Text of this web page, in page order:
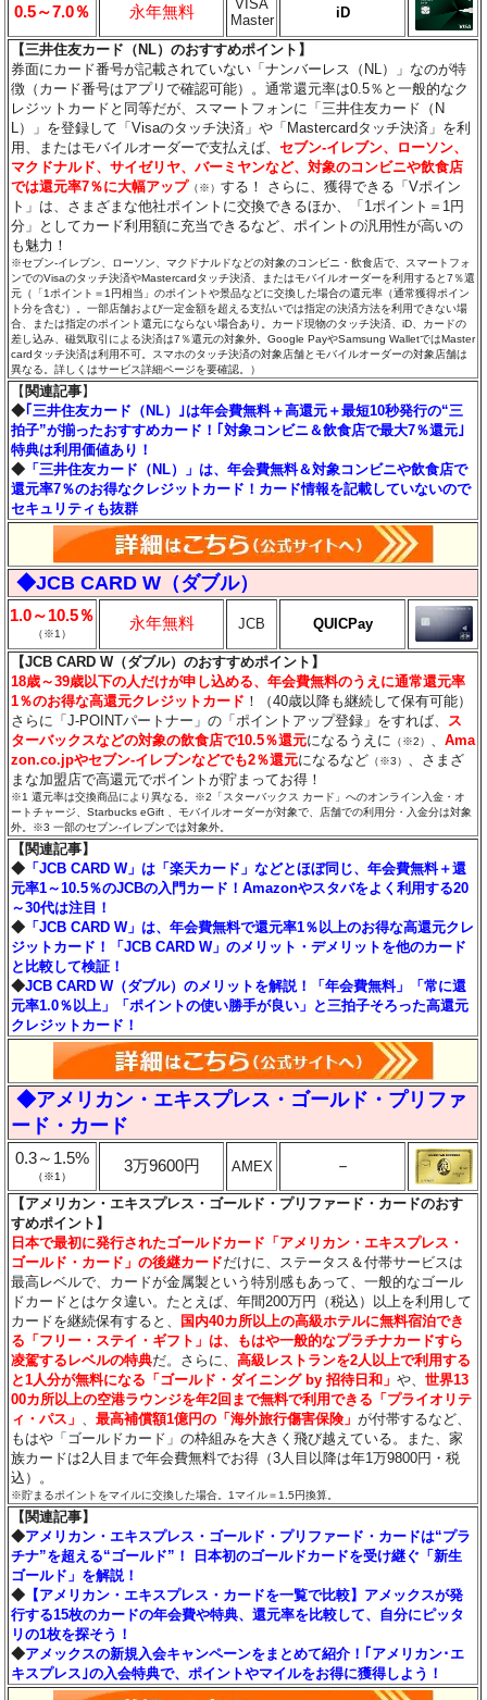
0.5～7.0％ 永年無料
VISA
Master
iD
【三井住友カード（NL）のおすすめポイント】
券面にカード番号が記載されていない「ナンバーレス（NL）」なのが特
徴（カード番号はアプリで確認可能）。通常還元率は0.5％と一般的なク
レジットカードと同等だが、スマートフォンに「三井住友カード（N
L）」を登録して「Visaのタッチ決済」や「Mastercardタッチ決済」を利
用、またはモバイルオーダーで支払えば、セブン‐イレブン、ローソン、
マクドナルド、サイゼリヤ、バーミヤンなど、対象のコンビニや飲食店
では還元率7％に大幅アップ （※）する！ さらに、獲得できる「Vポイン
ト」は、さまざまな他社ポイントに交換できるほか、「1ポイント＝1円
分」としてカード利用額に充当できるなど、ポイントの汎用性が高いの
も魅力！
※セブン‐イレブン、ローソン、マクドナルドなどの対象のコンビニ・飲食店で、スマートフォ
ンでのVisaのタッチ決済やMastercardタッチ決済、またはモバイルオーダーを利用すると7％還
元（「1ポイント＝1円相当」のポイントや景品などに交換した場合の還元率（通常獲得ポイン
ト分を含む）。一部店舗および一定金額を超える支払いでは指定の決済方法を利用できない場
合、または指定のポイント還元にならない場合あり。カード現物のタッチ決済、iD、カードの
差し込み、磁気取引による決済は7％還元の対象外。Google PayやSamsung WalletではMaster
cardタッチ決済は利用不可。スマホのタッチ決済の対象店舗とモバイルオーダーの対象店舗は
異なる。詳しくはサービス詳細ページを要確認。）
【関連記事】
◆ ｢三井住友カード（NL）｣は年会費無料＋高還元＋最短10秒発行の“三
拍子”が揃ったおすすめカード！｢対象コンビニ＆飲食店で最大7％還元｣
特典は利用価値あり！
◆ 「三井住友カード（NL）」は、年会費無料＆対象コンビニや飲食店で
還元率7％のお得なクレジットカード！カード情報を記載していないので
セキュリティも抜群
◆JCB CARD W（ダブル）
1.0～10.5％
（※1）
永年無料 JCB QUICPay
【JCB CARD W（ダブル）のおすすめポイント】
18歳～39歳以下の人だけが申し込める、年会費無料のうえに通常還元率
1％のお得な高還元クレジットカード ！（40歳以降も継続して保有可能）
さらに「J-POINTパートナー」の「ポイントアップ登録」をすれば、
ス
ターバックスなどの対象の飲食店で10.5％還元になるうえに （※2） 、Ama
zon.co.jpやセブン‐イレブンなどでも2％還元になるなど （※3）
、さまざ
まな加盟店で高還元でポイントが貯まってお得！
※1 還元率は交換商品により異なる。※2「スターバックス カード」へのオンライン入金・オ
ートチャージ、Starbucks eGift 、モバイルオーダーが対象で、店舗での利用分・入金分は対象
外。※3 一部のセブン‐イレブンでは対象外。
【関連記事】
◆ 「JCB CARD W」は「楽天カード」などとほぼ同じ、年会費無料＋還
元率1～10.5％のJCBの入門カード！Amazonやスタバをよく利用する20
～30代は注目！
◆ 「JCB CARD W」は、年会費無料で還元率1％以上のお得な高還元クレ
ジットカード！「JCB CARD W」のメリット・デメリットを他のカード
と比較して検証！
◆JCB CARD W（ダブル）のメリットを解説！「年会費無料」「常に還
元率1.0％以上」「ポイントの使い勝手が良い」と三拍子そろった高還元
クレジットカード！
◆アメリカン・エキスプレス・ゴールド・プリファ
ード・カード
0.3～1.5%
（※1）
3万9600円 AMEX －
【アメリカン・エキスプレス・ゴールド・プリファード・カードのおす
すめポイント】
日本で最初に発行されたゴールドカード「アメリカン・エキスプレス・
ゴールド・カード」の後継カードだけに、ステータス＆付帯サービスは
最高レベルで、カードが金属製という特別感もあって、一般的なゴール
ドカードとはケタ違い。たとえば、年間200万円（税込）以上を利用して
カードを継続保有すると、 国内40カ所以上の高級ホテルに無料宿泊でき
る「フリー・ステイ・ギフト」は、もはや一般的なプラチナカードすら
凌駕するレベルの特典だ。さらに、高級レストランを2人以上で利用する
と1人分が無料になる「ゴールド・ダイニング by 招待日和」や、世界13
00カ所以上の空港ラウンジを年2回まで無料で利用できる「プライオリテ
ィ・パス」
、最高補償額1億円の「海外旅行傷害保険」が付帯するなど、
もはや「ゴールドカード」の枠組みを大きく飛び越えている。また、家
族カードは2人目まで年会費無料でお得（3人目以降は年1万9800円・税
込）。
※貯まるポイントをマイルに交換した場合。1マイル＝1.5円換算。
【関連記事】
◆アメリカン・エキスプレス・ゴールド・プリファード・カードは“プラ
チナ”を超える“ゴールド”！ 日本初のゴールドカードを受け継ぐ「新生
ゴールド」を解説！
◆ 【アメリカン・エキスプレス・カードを一覧で比較】アメックスが発
行する15枚のカードの年会費や特典、還元率を比較して、自分にピッタ
リの1枚を探そう！
◆アメックスの新規入会キャンペーンをまとめて紹介！｢アメリカン･エ
キスプレス｣の入会特典で、ポイントやマイルをお得に獲得しよう！